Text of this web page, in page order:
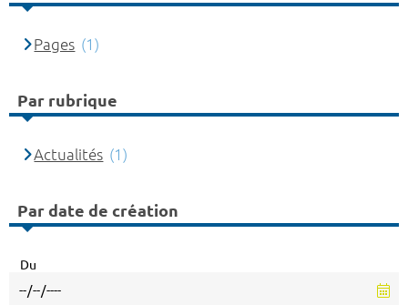
Pages (1)
Par rubrique
Actualités (1)
Par date de création
Du